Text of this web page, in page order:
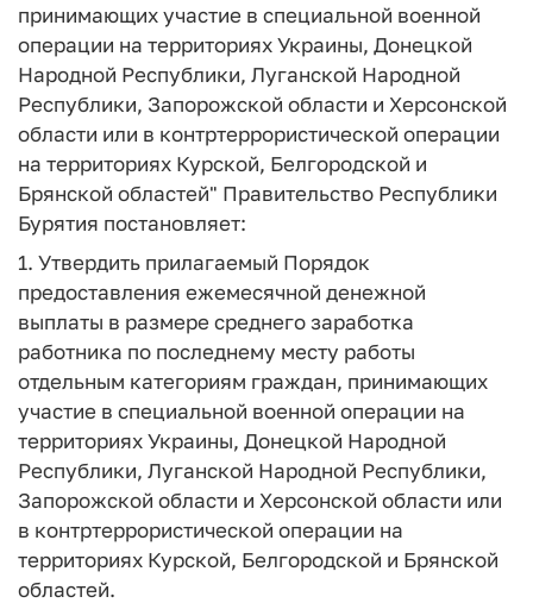
принимающих участие в специальной военной
операции на территориях Украины, Донецкой
Народной Республики, Луганской Народной
Республики, Запорожской области и Херсонской
области или в контртеррористической операции
на территориях Курской, Белгородской и
Брянской областей" Правительство Республики
Бурятия постановляет:
1. Утвердить прилагаемый Порядок
предоставления ежемесячной денежной
выплаты в размере среднего заработка
работника по последнему месту работы
отдельным категориям граждан, принимающих
участие в специальной военной операции на
территориях Украины, Донецкой Народной
Республики, Луганской Народной Республики,
Запорожской области и Херсонской области или
в контртеррористической операции на
территориях Курской, Белгородской и Брянской
областей.